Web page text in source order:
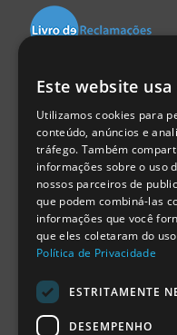
Centro de Arbitragem de
Este website usa
Utilizamos cookies para
conteúdo, anúncios e
tráfego. Também
informações sobre o uso
nossos parceiros de
que podem combiná-las
informações que você
que eles coletaram do
Política de Privacidade
ESTRITAMENTE
DESEMPENHO